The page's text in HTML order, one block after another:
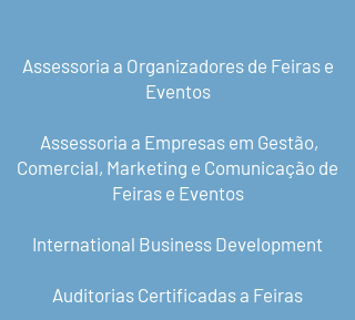
Assessoria a Organizadores de Feiras e
Eventos
Assessoria a Empresas em Gestão,
Comercial, Marketing e Comunicação de
Feiras e Eventos
International Business Development
Auditorias Certificadas a Feiras